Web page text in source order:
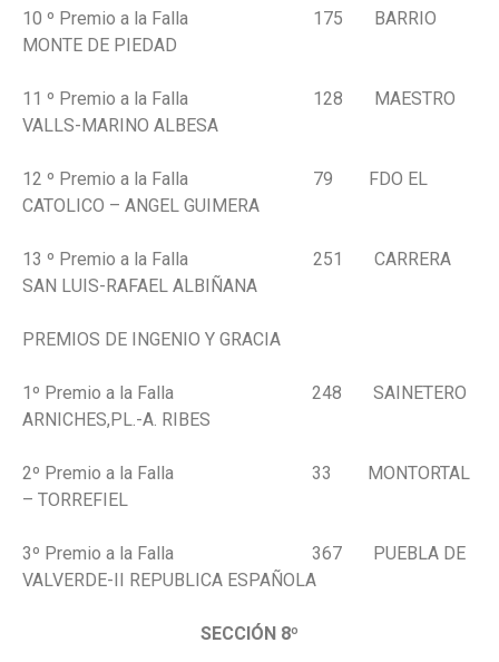
10 º Premio a la Falla 175 BARRIO
MONTE DE PIEDAD
11 º Premio a la Falla 128 MAESTRO
VALLS-MARINO ALBESA
12 º Premio a la Falla 79 FDO EL
CATOLICO – ANGEL GUIMERA
13 º Premio a la Falla 251 CARRERA
SAN LUIS-RAFAEL ALBIÑANA
PREMIOS DE INGENIO Y GRACIA
1º Premio a la Falla 248 SAINETERO
ARNICHES,PL.-A. RIBES
2º Premio a la Falla 33 MONTORTAL
– TORREFIEL
3º Premio a la Falla 367 PUEBLA DE
VALVERDE-II REPUBLICA ESPAÑOLA
SECCIÓN 8º